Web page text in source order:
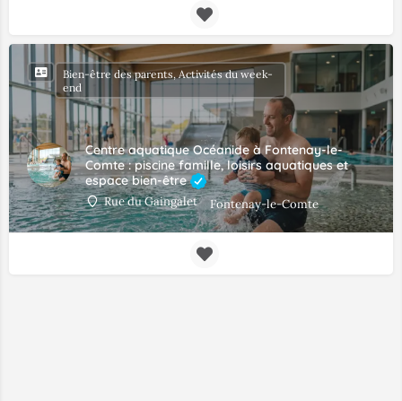
Centre aquatique Océanide à Fontenay-le-
Comte : piscine famille, loisirs aquatiques et
espace bien-être
Rue du Gaingalet Fontenay-le-Comte
Bien-être des parents, Activités du week-
end